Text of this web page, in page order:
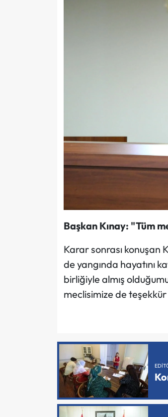
Başkan Kınay: "Tüm
Karar sonrası konuşan
de yangında hayatını
birliğiyle almış
meclisimize de